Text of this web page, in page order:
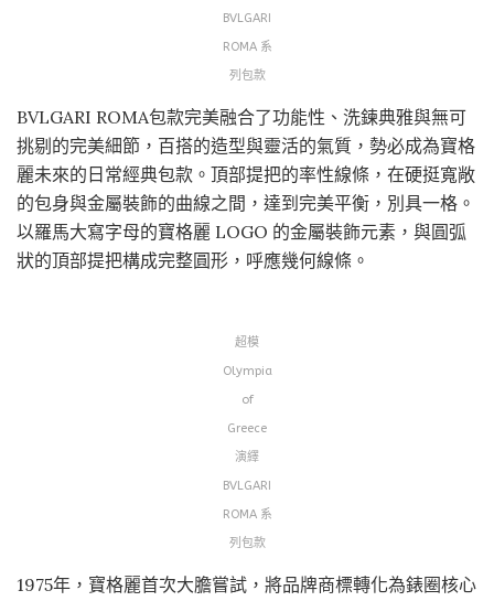
BVLGARI
ROMA 系
列包款
BVLGARI ROMA包款完美融合了功能性、洗鍊典雅與無可
挑剔的完美細節，百搭的造型與靈活的氣質，勢必成為寶格
麗未來的日常經典包款。頂部提把的率性線條，在硬挺寬敞
的包身與金屬裝飾的曲線之間，達到完美平衡，別具一格。
以羅馬大寫字母的寶格麗 LOGO 的金屬裝飾元素，與圓弧
狀的頂部提把構成完整圓形，呼應幾何線條。
超模
Olympia
of
Greece
演繹
BVLGARI
ROMA 系
列包款
1975年，寶格麗首次大膽嘗試，將品牌商標轉化為錶圈核心